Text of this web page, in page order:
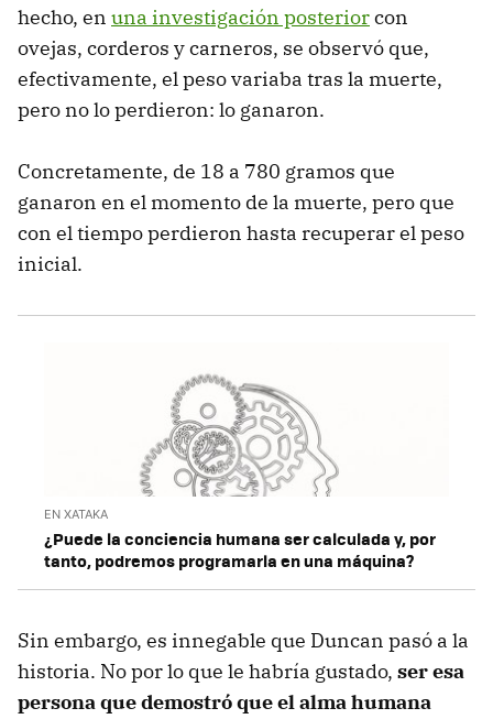
hecho, en una investigación posteriorcon
ovejas, corderos y carneros, se observó que,
efectivamente, el peso variaba tras la muerte,
pero no lo perdieron: lo ganaron.
Concretamente, de 18 a 780 gramos que
ganaron en el momento de la muerte, pero que
con el tiempo perdieron hasta recuperar el peso
inicial.
EN XATAKA
¿Puede la conciencia humana ser calculada y, por
tanto, podremos programarla en una máquina?
Sin embargo, es innegable que Duncan pasó a la
historia. No por lo que le habría gustado, ser esa
persona que demostró que el alma humana